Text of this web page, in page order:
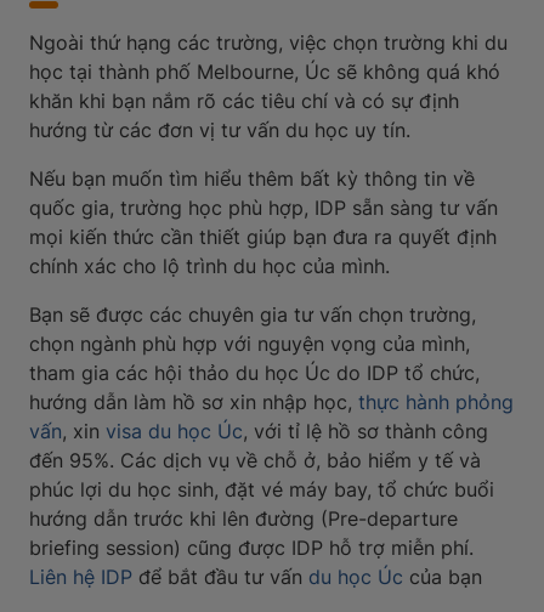
Ngoài thứ hạng các trường, việc chọn trường khi du
học tại thành phố Melbourne, Úc sẽ không quá khó
khăn khi bạn nắm rõ các tiêu chí và có sự định
hướng từ các đơn vị tư vấn du học uy tín.
Nếu bạn muốn tìm hiểu thêm bất kỳ thông tin về
quốc gia, trường học phù hợp, IDP sẵn sàng tư vấn
mọi kiến thức cần thiết giúp bạn đưa ra quyết định
chính xác cho lộ trình du học của mình.
Bạn sẽ được các chuyên gia tư vấn chọn trường,
chọn ngành phù hợp với nguyện vọng của mình,
tham gia các hội thảo du học Úc do IDP tổ chức,
hướng dẫn làm hồ sơ xin nhập học, thực hành phỏng
vấn, xin visa du học Úc, với tỉ lệ hồ sơ thành công
đến 95%. Các dịch vụ về chỗ ở, bảo hiểm y tế và
phúc lợi du học sinh, đặt vé máy bay, tổ chức buổi
hướng dẫn trước khi lên đường (Pre-departure
briefing session) cũng được IDP hỗ trợ miễn phí.
Liên hệ IDP để bắt đầu tư vấn du học Úc của bạn